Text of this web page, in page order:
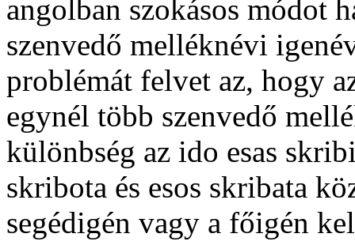
angolban szokásos módot
szenvedő melléknévi
problémát felvet az, hogy
egynél több szenvedő
különbség az ido esas
skribota és esos skribata
segédigén vagy a főigén